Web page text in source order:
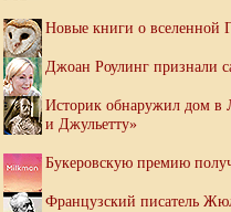
Новые книги о вселенной
Джоан Роулинг признали
Историк обнаружил дом в
и Джульетту»
Букеровскую премию
Французский писатель